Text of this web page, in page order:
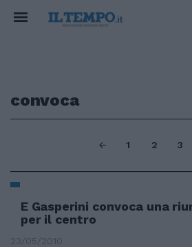
convoca
1 2 3
E Gasperini convoca una
per il centro
23/05/2010